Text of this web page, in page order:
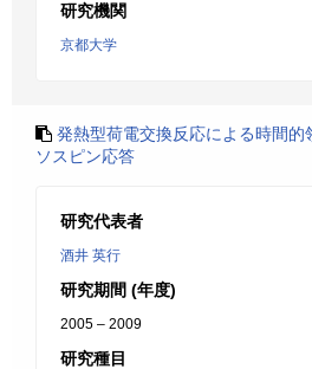
研究機関
京都大学
発熱型荷電交換反応による時間的
ソスピン応答
研究代表者
酒井 英行
研究期間 (年度)
2005 – 2009
研究種目